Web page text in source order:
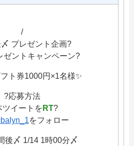
/
プレゼント企画?
ゼントキャンペーン?
ト券1000円×1名様✨
?応募方法
ツイートを RT?
をフォロー
後〆 1/14 1時00分〆